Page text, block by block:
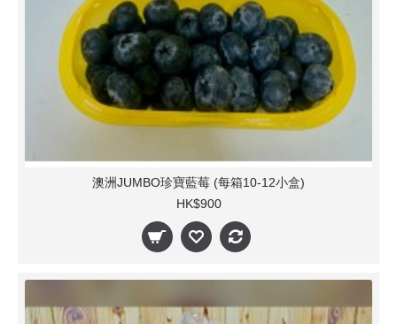
澳洲JUMBO珍寶藍莓 (每箱10-12小盒)
HK$900